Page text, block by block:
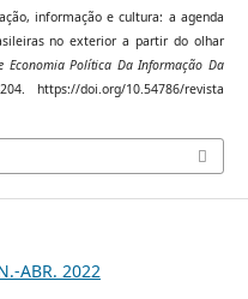
informação e cultura: a agenda
no exterior a partir do olhar
Economia Política Da Informação Da
https://doi.org/10.54786/revista
ABR. 2022